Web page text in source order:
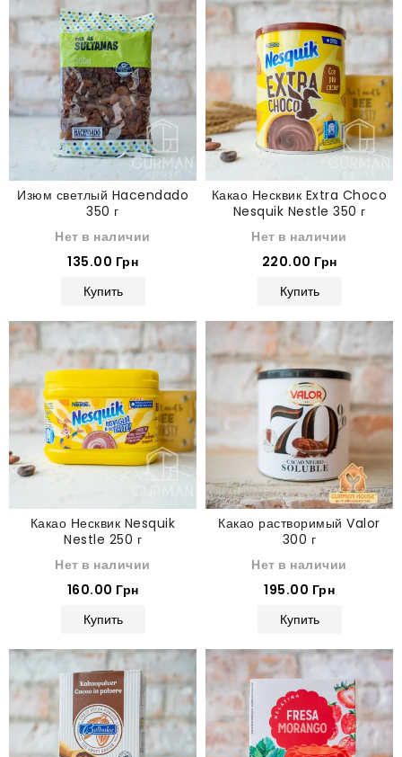
Изюм светлый Hacendado
350 г
Нет в наличии
135.00 Грн
Купить
Какао Несквик Extra Choco
Nesquik Nestle 350 г
Нет в наличии
220.00 Грн
Купить
Какао Несквик Nesquik
Nestle 250 г
Нет в наличии
160.00 Грн
Купить
Какао растворимый Valor
300 г
Нет в наличии
195.00 Грн
Купить